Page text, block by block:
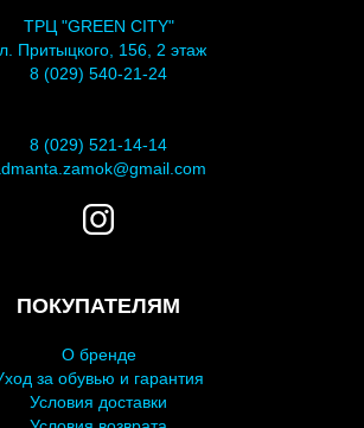
ТРЦ "GREEN CITY"
Притыцкого, 156, 2 этаж
8 (029) 540-21-24
8 (029) 521-14-14
ПОКУПАТЕЛЯМ
О бренде
ход за обувью и гарантия
Условия доставки